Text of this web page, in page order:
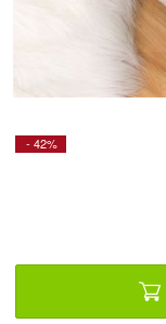
- 42%